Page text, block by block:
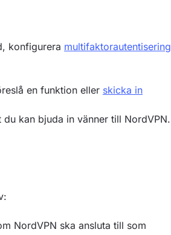
konfigurera multifaktorautentisering
en funktion eller skicka in
kan bjuda in vänner till NordVPN.
NordVPN ska ansluta till som